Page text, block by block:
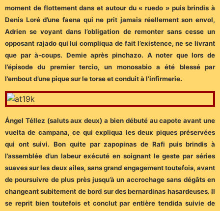
moment de flottement dans et autour du « ruedo » puis brindis à
Denis Loré d’une faena qui ne prit jamais réellement son envol,
Adrien se voyant dans l’obligation de remonter sans cesse un
opposant rajado qui lui compliqua de fait l’existence, ne se livrant
que par à-coups. Demie après pinchazo. A noter que lors de
l’épisode du premier tercio, un monosabio a été blessé par
l’embout d’une pique sur le torse et conduit à l’infirmerie.
Ángel Téllez (saluts aux deux) a bien débuté au capote avant une
vuelta de campana, ce qui expliqua les deux piques préservées
qui ont suivi. Bon quite par zapopinas de Rafi puis brindis à
l’assemblée d’un labeur exécuté en soignant le geste par séries
suaves sur les deux ailes, sans grand engagement toutefois, avant
de poursuivre de plus près jusqu’à un accrochage sans dégâts en
changeant subitement de bord sur des bernardinas hasardeuses. Il
se reprit bien toutefois et conclut par entière tendida suivie de